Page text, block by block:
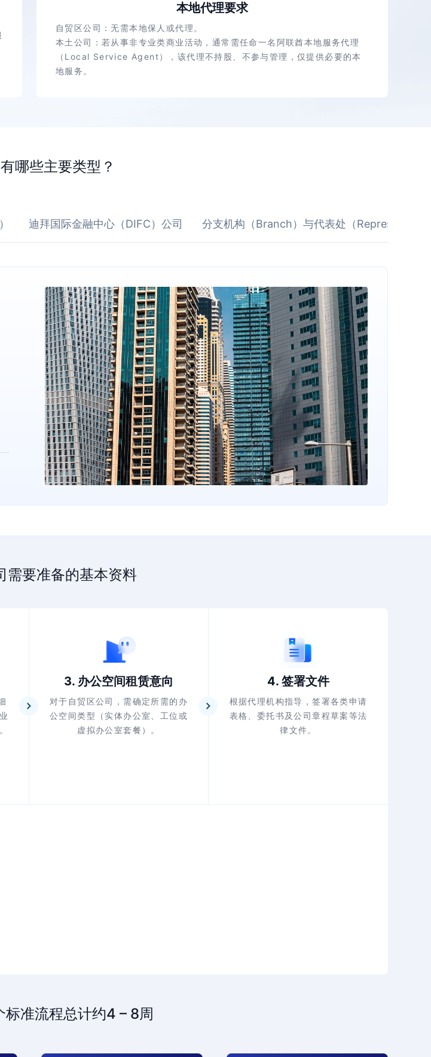
本地代理要求
自贸区公司：无需本地保人或代理。
本土公司：若从事非专业类商业活动，通常需任命一名阿联酋本地服务代理
（Local Service Agent），该代理不持股、不参与管理，仅提供必要的本
地服务。
哪些主要类型？
迪拜国际金融中心（DIFC）公司 分支机构（Branch）与代表处（
需要准备的基本资料
3. 办公空间租赁意向
对于自贸区公司，需确定所需的办
公空间类型（实体办公室、工位或
虚拟办公室套餐）。
4. 签署文件
根据代理机构指导，签署各类申请
表格、委托书及公司章程草案等法
律文件。
标准流程总计约4 – 8周